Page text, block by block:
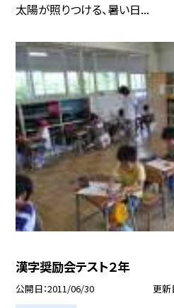
太陽が照りつける、暑い日...
漢字奨励会テスト２年
公開日 2011/06/30 更新